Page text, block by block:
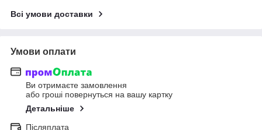
Всі умови доставки
Умови оплати
Ви отримаєте замовлення
або гроші повернуться на вашу картку
Детальніше
Післяплата